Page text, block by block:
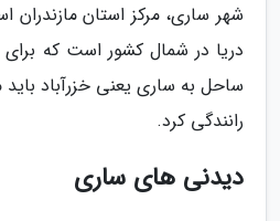
شهر ساری، مرکز استان
دریا در شمال کشور است که
رانندگی کرد.
دیدنی های ساری